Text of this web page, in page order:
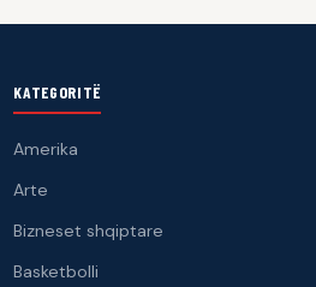
KATEGORITË
Amerika
Arte
Bizneset shqiptare
Basketbolli